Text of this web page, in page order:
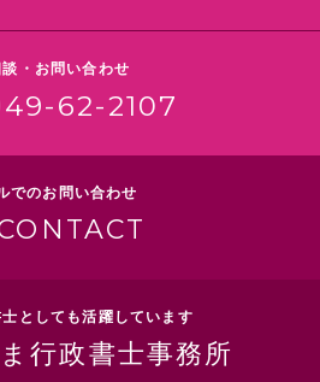
・お問い合わせ
62-2107
でのお問い合わせ
としても活躍しています
行政書士事務所